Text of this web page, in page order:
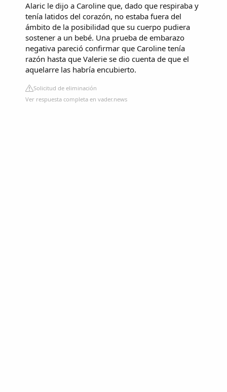
Alaric le dijo a Caroline que, dado que respiraba y
tenía latidos del corazón, no estaba fuera del
ámbito de la posibilidad que su cuerpo pudiera
sostener a un bebé. Una prueba de embarazo
negativa pareció confirmar que Caroline tenía
razón hasta que Valerie se dio cuenta de que el
aquelarre las habría encubierto.
Solicitud de eliminación
Ver respuesta completa en vader.news